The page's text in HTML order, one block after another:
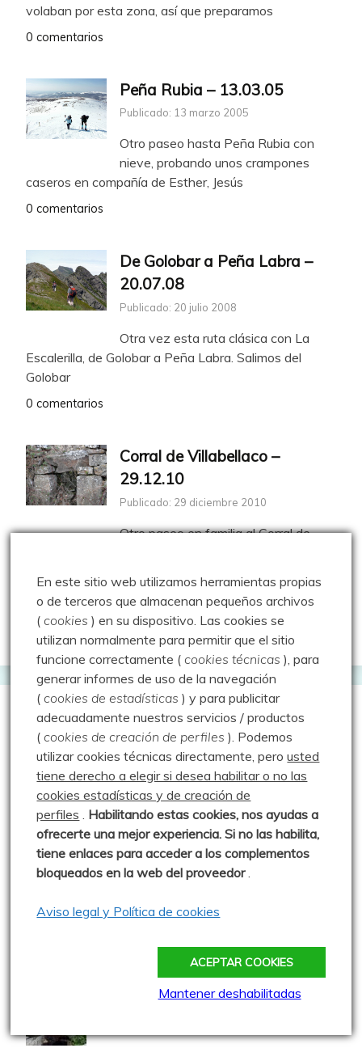
volaban por esta zona, así que preparamos
0 comentarios
Peña Rubia – 13.03.05
Publicado: 13 marzo 2005
Otro paseo hasta Peña Rubia con
nieve, probando unos crampones
caseros en compañía de Esther, Jesús
0 comentarios
De Golobar a Peña Labra –
20.07.08
Publicado: 20 julio 2008
Otra vez esta ruta clásica con La
Escalerilla, de Golobar a Peña Labra. Salimos del
Golobar
0 comentarios
Corral de Villabellaco –
29.12.10
Publicado: 29 diciembre 2010
Otro paseo en familia al Corral de
0 comentarios
Entradas más vistas
Los Chozos de Villafría y más – 15.08.19
Escalada – Orbaneja del Castillo –
Escalada – 16.08.17
Enredando por la Pedrosa – 14.07.20
Pozos de Fuentes Carrionas – 25.08.20
En este sitio web utilizamos herramientas propias
o de terceros que almacenan pequeños archivos
(cookies ) en su dispositivo. Las cookies se
utilizan normalmente para permitir que el sitio
funcione correctamente (cookies técnicas ), para
generar informes de uso de la navegación
(cookies de estadísticas ) y para publicitar
adecuadamente nuestros servicios / productos
(cookies de creación de perfiles ). Podemos
utilizar cookies técnicas directamente, perousted
tiene derecho a elegir si desea habilitar o no las
cookies estadísticas y de creación de
perfiles . Habilitando estas cookies, nos ayudas a
ofrecerte una mejor experiencia. Si no las habilita,
tiene enlaces para acceder a los complementos
bloqueados en la web del proveedor.
Aviso legal y Política de cookies
ACEPTAR COOKIES
Mantener deshabilitadas